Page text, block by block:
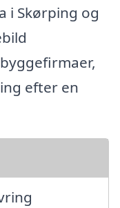
i Skørping og
efter en